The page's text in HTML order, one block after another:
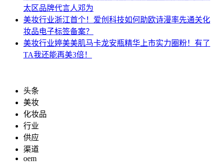
太区品牌代言人邓为
美妆行业浙江首个！爱创科技如何助欧诗漫率先通关化
妆品电子标签备案？
美妆行业婷美美肌马卡龙安瓶精华上市实力圈粉！有了
TA我还能再美3倍！
头条
美妆
化妆品
行业
供应
渠道
oem